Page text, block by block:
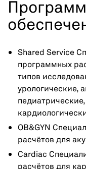
Shared Service
программных
типов
урологические,
OB&GYN
расчётов для
Cardiac
расчётов для